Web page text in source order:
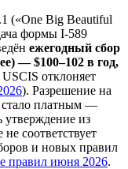
(«One Big Beautiful
формы I-589
ежегодный сбор
— $100–102 в год,
отклоняет
). Разрешение на
стало платным —
утверждение из
соответствует
и новых правил
правил июня 2026.